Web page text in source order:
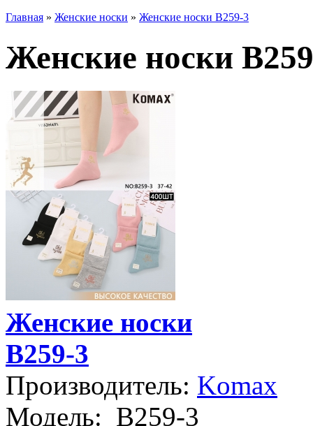
Главная » Женские носки » Женские носки B259-3
Женские носки
Женские носки
B259-3
Производитель: Komax
Модель: B259-3